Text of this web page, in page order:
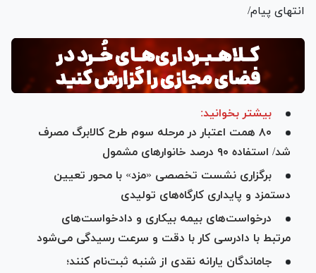
انتهای پیام/
بیشتر بخوانید:
۸۰ همت اعتبار در مرحله سوم طرح کالابرگ مصرف
شد/ استفاده ۹۰ درصد خانوار‌های مشمول
برگزاری نشست تخصصی «مزد» با محور تعیین
دستمزد و پایداری کارگاه‌های تولیدی
درخواست‌های بیمه بیکاری و دادخواست‌های
مرتبط با دادرسی کار با دقت و سرعت رسیدگی می‌شود
جاماندگان یارانه نقدی از شنبه ثبت‌نام کنند؛